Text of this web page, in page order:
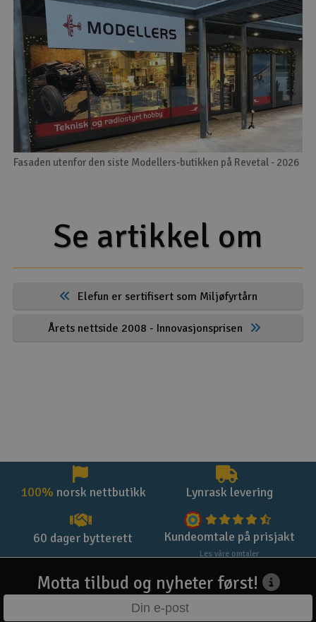
Fasaden utenfor den siste Modellers-butikken på Revetal - 2026
Se artikkel om
Elefun er sertifisert som Miljøfyrtårn
Årets nettside 2008 - Innovasjonsprisen
100% norsk nettbutikk Lynrask levering
60 dager bytterett Kundeomtale på prisjakt
Les våre omtaler
Motta tilbud og nyheter først!